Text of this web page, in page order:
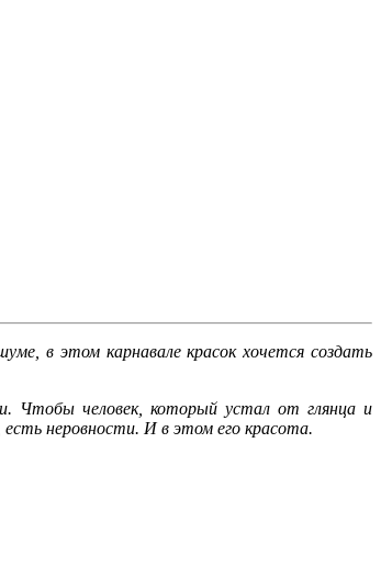
в этом карнавале красок хочется создать
Чтобы человек, который устал от глянца и
неровности. И в этом его красота.